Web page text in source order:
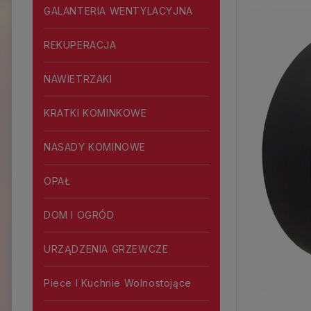
GALANTERIA WENTYLACYJNA
REKUPERACJA
NAWIETRZAKI
KRATKI KOMINKOWE
NASADY KOMINOWE
OPAŁ
DOM I OGRÓD
URZĄDZENIA GRZEWCZE
Piece I Kuchnie Wolnostojące